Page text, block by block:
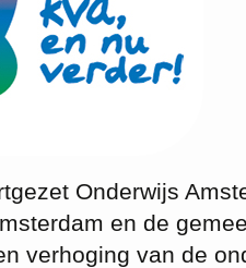
Onderwijs
en de
verhoging van de